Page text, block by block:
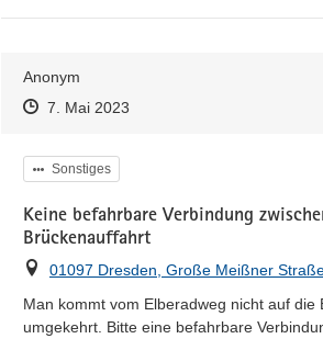
Anonym
Zeitpunkt des Erstellens
Zeitpunkt des Erstellens
7. Mai 2023Zur Äußerung
Kategorie
Sonstiges
Keine befahrbare Verbindung
Brückenauffahrt
Ort
01097 Dresden, Große Meißner
Man kommt vom Elberadweg nicht auf die
umgekehrt. Bitte eine befahrbare